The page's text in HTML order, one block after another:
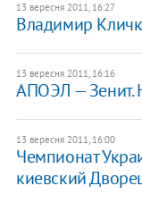
13 вересня 2011, 16:27
Владимир
13 вересня 2011, 16:16
АПОЭЛ — Зенит.
13 вересня 2011, 16:00
Чемпионат
киевский